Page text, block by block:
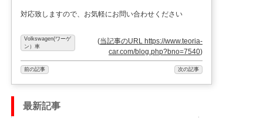
対応致しますので、お気軽にお問い合わせください
Volkswagen(ワーゲ
ン）車
(当記事のURL https://www.teoria-
car.com/blog.php?bno=7540)
前の記事 次の記事
最新記事